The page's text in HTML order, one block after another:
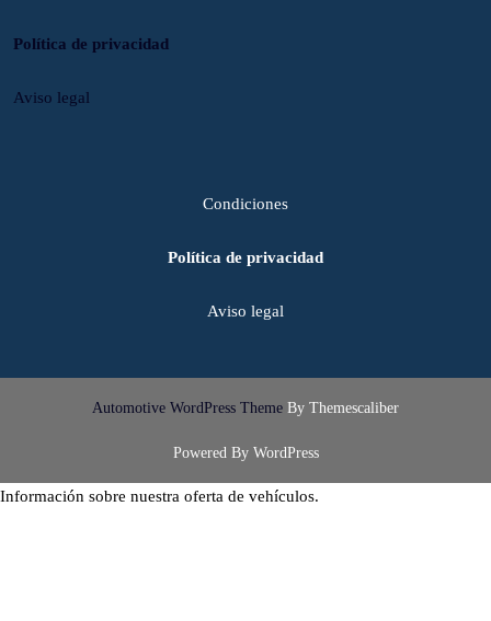
Política de privacidad
Aviso legal
Condiciones
Política de privacidad
Aviso legal
Automotive WordPress Theme By Themescaliber
Powered By WordPress
Información sobre nuestra oferta de vehículos.